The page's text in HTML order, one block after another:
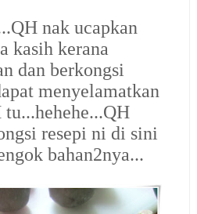
nak ucapkan
kasih kerana
dan berkongsi
menyelamatkan
resepi ni di sini
bahan2nya...